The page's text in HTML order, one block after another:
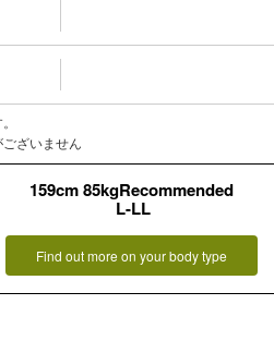
ざいません
159cm 85kgRecommended
L-LL
Find out more on your body type